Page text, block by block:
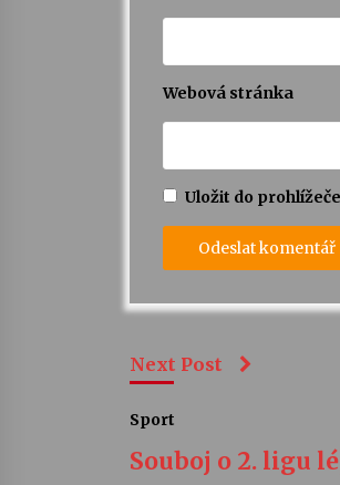
Webová stránka
Uložit do
Next Post
Sport
Souboj o 2. ligu